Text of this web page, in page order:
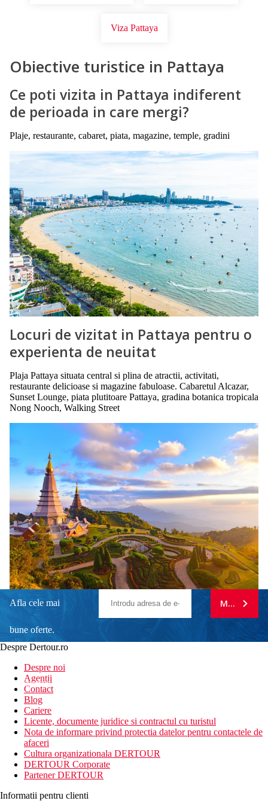
Viza Pattaya
Obiective turistice in Pattaya
Ce poti vizita in Pattaya indiferent
de perioada in care mergi?
Plaje, restaurante, cabaret, piata, magazine, temple, gradini
Locuri de vizitat in Pattaya pentru o
experienta de neuitat
Plaja Pattaya situata central si plina de atractii, activitati,
restaurante delicioase si magazine fabuloase. Cabaretul Alcazar,
Sunset Lounge, piata plutitoare Pattaya, gradina botanica tropicala
Nong Nooch, Walking Street
Afla cele mai
bune oferte.
newsletter!
MA
Despre Dertour.ro
Despre noi
Agentii
Contact
Blog
Cariere
Licente, documente juridice si contractul cu turistul
Nota de informare privind protectia datelor pentru contactele de
afaceri
Cultura organizationala DERTOUR
DERTOUR Corporate
Partener DERTOUR
Informatii pentru clienti